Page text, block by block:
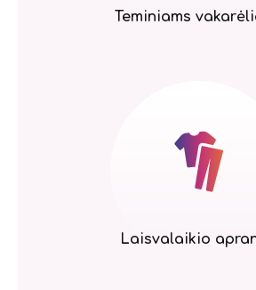
Teminiams
Laisvalaikio